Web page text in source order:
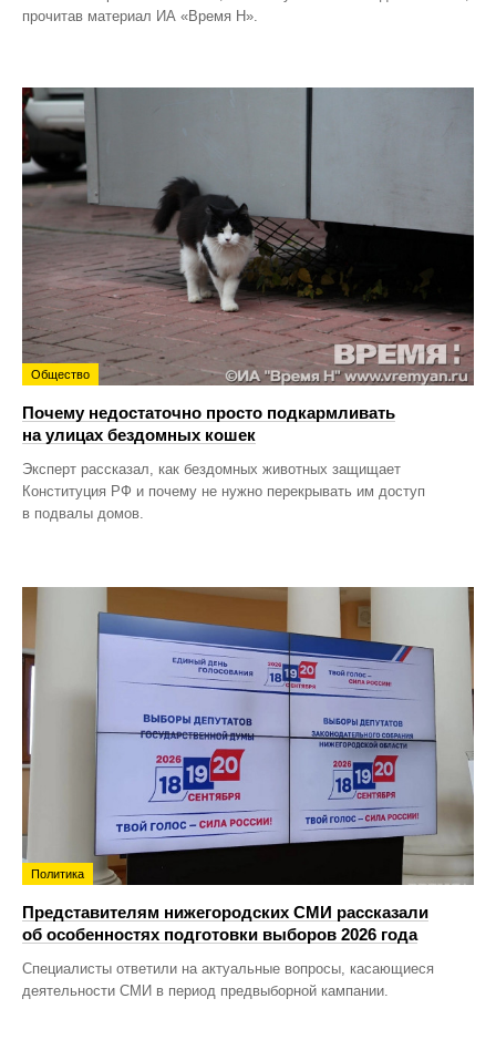
прочитав материал ИА «Время Н».
Общество
Почему недостаточно просто подкармливать
на улицах бездомных кошек
Эксперт рассказал, как бездомных животных защищает
Конституция РФ и почему не нужно перекрывать им доступ
в подвалы домов.
Политика
Представителям нижегородских СМИ рассказали
об особенностях подготовки выборов 2026 года
Специалисты ответили на актуальные вопросы, касающиеся
деятельности СМИ в период предвыборной кампании.